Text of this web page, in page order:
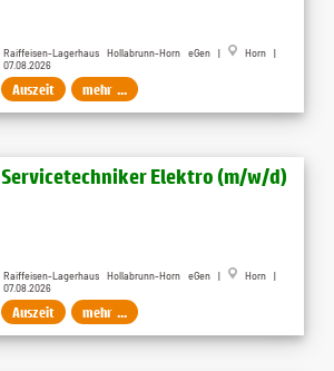
Raiffeisen-Lagerhaus Hollabrunn-Horn eGen |
Horn |
07.08.2026
Auszeit mehr ...
Servicetechniker Elektro (m/w/d)
Raiffeisen-Lagerhaus Hollabrunn-Horn eGen |
Horn |
07.08.2026
Auszeit mehr ...